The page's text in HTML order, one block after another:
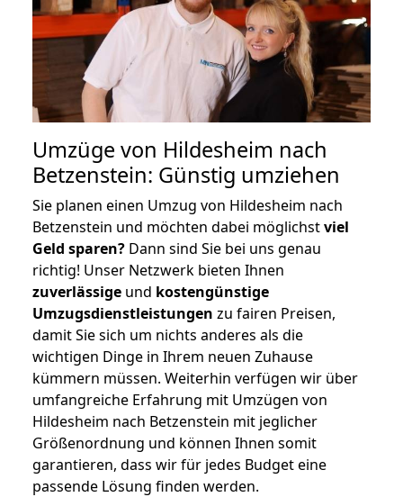
Umzüge von Hildesheim nach
Betzenstein: Günstig umziehen
Sie planen einen Umzug von Hildesheim nach
Betzenstein und möchten dabei möglichstviel
Geld sparen? Dann sind Sie bei uns genau
richtig! Unser Netzwerk bieten Ihnen
zuverlässige und kostengünstige
Umzugsdienstleistungen zu fairen Preisen,
damit Sie sich um nichts anderes als die
wichtigen Dinge in Ihrem neuen Zuhause
kümmern müssen. Weiterhin verfügen wir über
umfangreiche Erfahrung mit Umzügen von
Hildesheim nach Betzenstein mit jeglicher
Größenordnung und können Ihnen somit
garantieren, dass wir für jedes Budget eine
passende Lösung finden werden.